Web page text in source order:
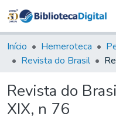
Início Hemeroteca
Revista do Brasil
Revista do
XIX, n 76